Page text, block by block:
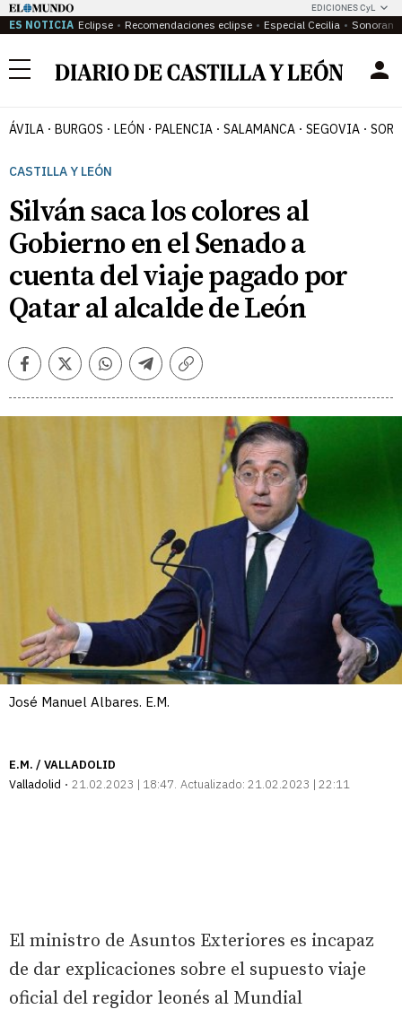
EDICIONES CyL
ES NOTICIA Eclipse Recomendaciones eclipse Especial Cecilia
Menú
ÁVILA BURGOS LEÓN PALENCIA SALAMANCA SEGOVIA
CASTILLA Y LEÓN
Silván saca los colores al
Gobierno en el Senado a
cuenta del viaje pagado por
Qatar al alcalde de León
FacebookTwitterWhatsappTelegramCopiar
José Manuel Albares. E.M.
E.M. / VALLADOLID
Valladolid
21.02.2023 | 18:47 Actualizado: 21.02.2023 | 22:11
El ministro de Asuntos Exteriores es incapaz
de dar explicaciones sobre el supuesto viaje
oficial del regidor leonés al Mundial